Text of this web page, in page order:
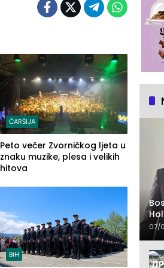
ČARŠIJA
Peto večer Zvorničkog ljeta u
znaku muzike, plesa i velikih
hitova
BiH
na
07/